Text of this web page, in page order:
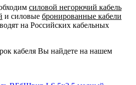
силовой негорючий кабель
и силовые бронированные кабели
на Российских кабельных
кабеля Вы найдете на нашем